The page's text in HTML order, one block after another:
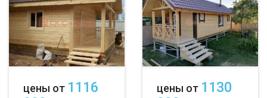
цены от 1116
цены от 1130